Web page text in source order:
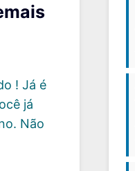
! Já é
já
Não